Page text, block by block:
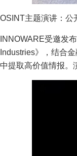
OSINT主题演讲：公
INNOWARE受邀发
Industries》，结合
中提取高价值情报。